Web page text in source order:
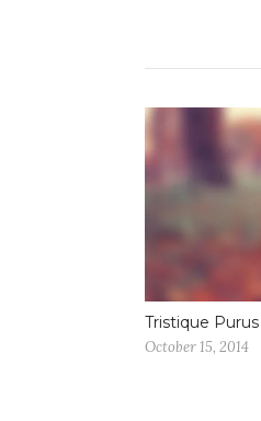
Tristique
October 15, 2014